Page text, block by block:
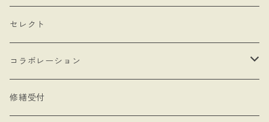
- Drop Rose
- 本型チャーム
- Lady & Royal
- チェーン・カラビナ
- ネックレス
- バッグ
- ステッカー
- クリーナークロス
セレクト
コラボレーション
limboussole
修繕受付